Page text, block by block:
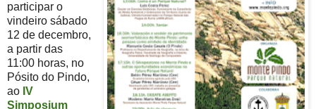
participar o
vindeiro sábado
12 de decembro,
a partir das
11:00 horas, no
Pósito do Pindo,
ao IV
Simposium